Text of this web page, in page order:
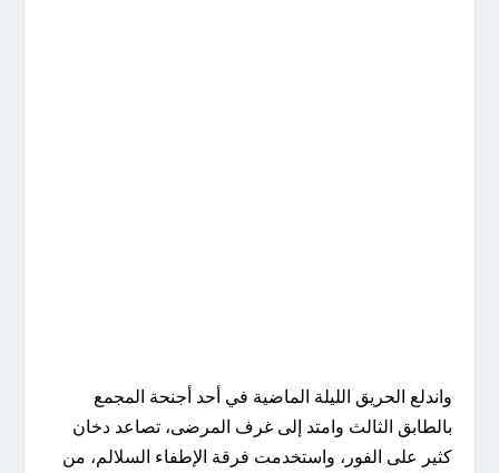
واندلع الحريق الليلة الماضية في أحد أجنحة المجمع
بالطابق الثالث وامتد إلى غرف المرضى، تصاعد دخان
كثير على الفور، واستخدمت فرقة الإطفاء السلالم، من